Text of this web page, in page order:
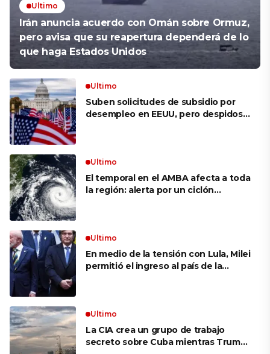
Ultimo
Irán anuncia acuerdo con Omán sobre Ormuz,
pero avisa que su reapertura dependerá de lo
que haga Estados Unidos
Ultimo
Suben solicitudes de subsidio por
desempleo en EEUU, pero despidos
Ultimo
El temporal en el AMBA afecta a toda
la región: alerta por un ciclón
Ultimo
En medio de la tensión con Lula, Milei
permitió el ingreso al país de la
Ultimo
La CIA crea un grupo de trabajo
secreto sobre Cuba mientras Trump